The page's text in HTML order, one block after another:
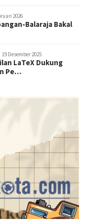
2026
Balaraja Bakal
19 Desember 2025
LaTeX Dukung
Pe…